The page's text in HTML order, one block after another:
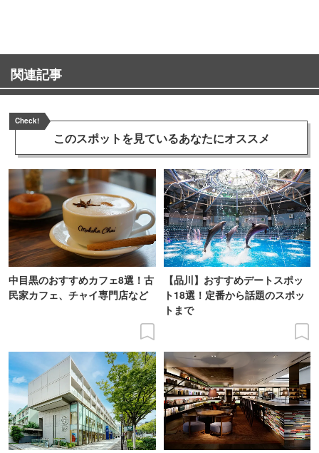
関連記事
Check!
このスポットを見ているあなたにオススメ
中目黒のおすすめカフェ8選！古
民家カフェ、チャイ専門店など
【品川】おすすめデートスポッ
ト18選！定番から話題のスポッ
トまで